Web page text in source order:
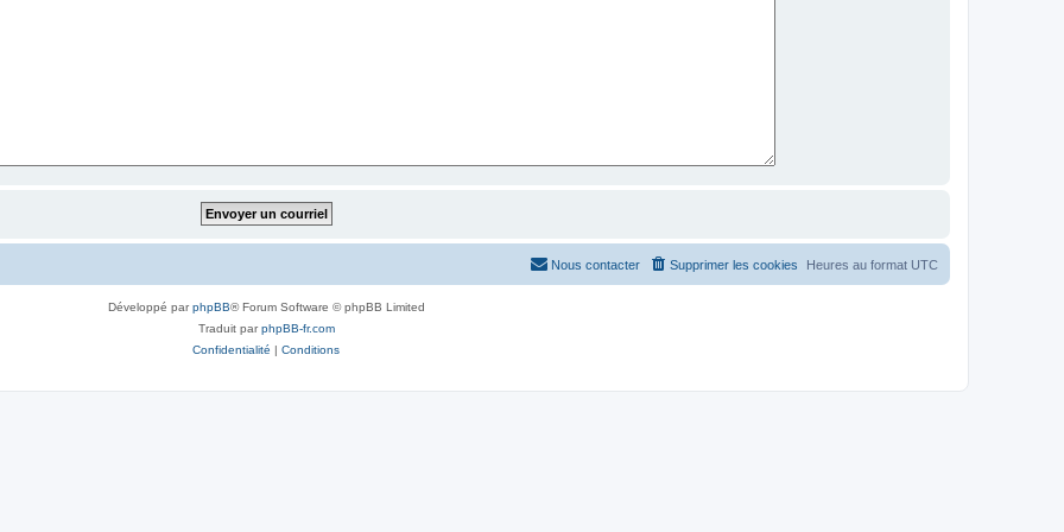
Heures au format UTC
Supprimer les cookies
Nous contacter
Développé parphpBB® Forum Software © phpBB Limited
Traduit parphpBB-fr.com
Confidentialité | Conditions